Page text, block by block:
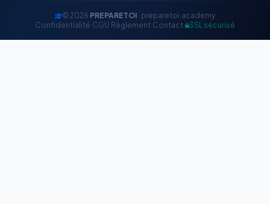
© 2026 PREPARETOI · preparetoi.academy
Confidentialité CGU Règlement Contact SSL sécurisé